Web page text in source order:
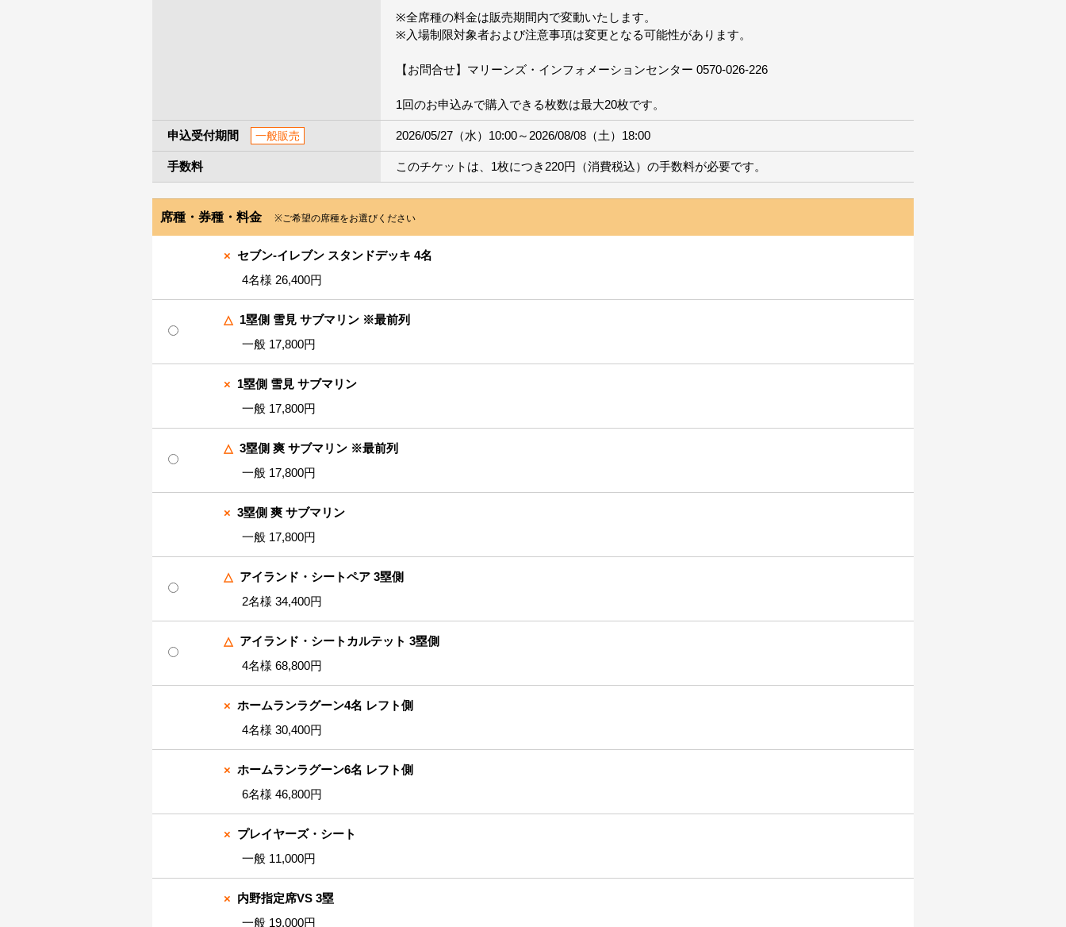
※全席種の料金は販売期間内で変動いたします。
※入場制限対象者および注意事項は変更となる可能性があります。
【お問合せ】マリーンズ・インフォメーションセンター 0570-026-226
1回のお申込みで購入できる枚数は最大20枚です。
申込受付期間 一般販売 2026/05/27（水）10:00～2026/08/08（土）18:00
手数料 このチケットは、1枚につき220円（消費税込）の手数料が必要です。
席種・券種・料金 ※ご希望の席種をお選びください
× セブン-イレブン スタンドデッキ 4名
4名様 26,400円
△ 1塁側 雪見 サブマリン ※最前列
一般 17,800円
× 1塁側 雪見 サブマリン
一般 17,800円
△ 3塁側 爽 サブマリン ※最前列
一般 17,800円
× 3塁側 爽 サブマリン
一般 17,800円
△ アイランド・シートペア 3塁側
2名様 34,400円
△ アイランド・シートカルテット 3塁側
4名様 68,800円
× ホームランラグーン4名 レフト側
4名様 30,400円
× ホームランラグーン6名 レフト側
6名様 46,800円
× プレイヤーズ・シート
一般 11,000円
× 内野指定席VS 3塁
一般 19,000円